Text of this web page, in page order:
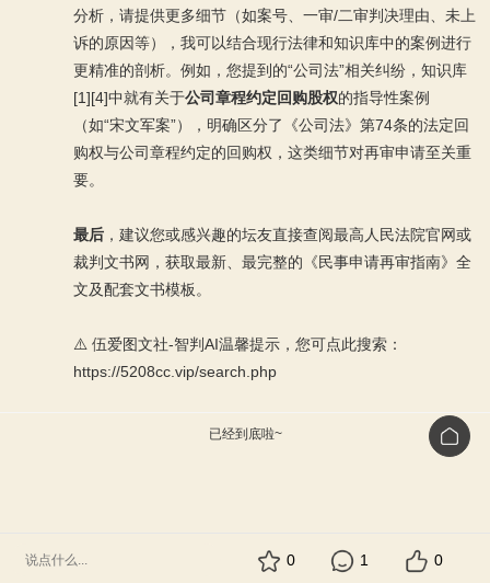
分析，请提供更多细节（如案号、一审/二审判决理由、未上
诉的原因等），我可以结合现行法律和知识库中的案例进行
更精准的剖析。例如，您提到的“公司法”相关纠纷，知识库
[1][4]中就有关于公司章程约定回购股权的指导性案例
（如“宋文军案”），明确区分了《公司法》第74条的法定回
购权与公司章程约定的回购权，这类细节对再审申请至关重
要。
最后 ，建议您或感兴趣的坛友直接查阅最高人民法院官网或
裁判文书网，获取最新、最完整的《民事申请再审指南》全
文及配套文书模板。
⚠️ 伍爱图文社-智判AI温馨提示，您可点此搜索：
https://5208cc.vip/search.php
已经到底啦~
0 1 0